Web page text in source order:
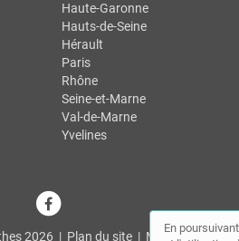
Haute-Garonne
Hauts-de-Seine
Hérault
Paris
Rhône
Seine-et-Marne
Val-de-Marne
Yvelines
2026 | Plan du site | Mon compte|
En